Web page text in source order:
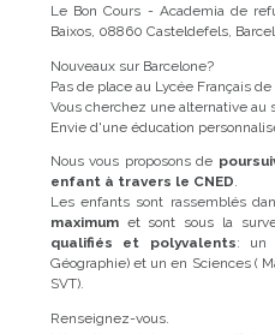
Le Bon Cours - Academia de
Baixos, 08860 Casteldefels,
Nouveaux sur Barcelone?
Pas de place au Lycée Français de
Vous cherchez une alternative au
Envie d'une éducation
Nous vous proposons de
enfant à travers le CNED.
Les enfants sont rassemblés
maximumet sont sous la
qualifiés et polyvalents: un
Géographie) et un en Sciences (
SVT).
Renseignez-vous.